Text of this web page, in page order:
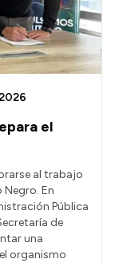
el
al trabajo
Negro. En
Pública
de
una
organismo